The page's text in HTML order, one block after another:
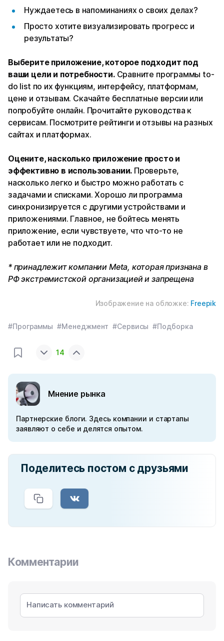
Нуждаетесь в напоминаниях о своих делах?
Просто хотите визуализировать прогресс и
результаты?
Выберите приложение, которое подходит под
ваши цели и потребности.Сравните программы to-
do list по их функциям, интерфейсу, платформам,
цене и отзывам. Скачайте бесплатные версии или
попробуйте онлайн. Прочитайте руководства к
сервисам. Посмотрите рейтинги и отзывы на разных
сайтах и платформах.
Оцените, насколько приложение просто и
эффективно в использовании. Проверьте,
насколько легко и быстро можно работать с
задачами и списками. Хорошо ли программа
синхронизируется с другими устройствами и
приложениями. Главное, не бойтесь менять
приложение, если чувствуете, что что-то не
работает или не подходит.
* принадлежит компании Meta, которая признана в
РФ экстремистской организацией и запрещена
Изображение на обложке: Freepik
#Программы #Менеджмент #Сервисы #Подборка
14
Мнение рынка
Партнерские блоги. Здесь компании и стартапы
заявляют о себе и делятся опытом.
Поделитесь постом с друзьями
Комментарии